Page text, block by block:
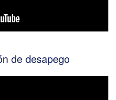
de desapego